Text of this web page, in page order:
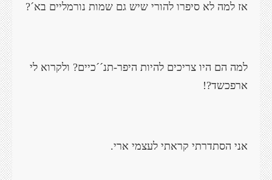
אז למה לא סיפרו להורי שיש גם שמות נורמליים בא´?
למה הם היו צריכים להיות היפר-תנ´´כיים? ולקרוא לי
ארפכשד?!
אני הסתדרתי קראתי לעצמי ארי.